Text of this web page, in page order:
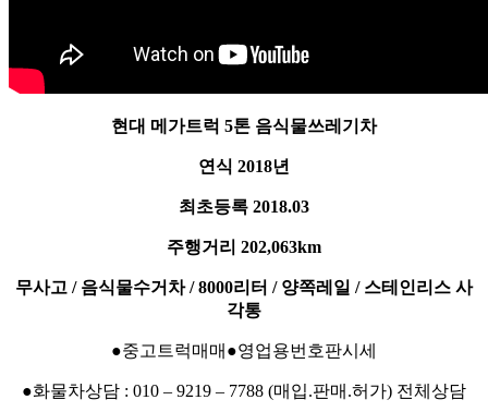
현대 메가트럭 5톤 음식물쓰레기차
연식 2018년
최초등록 2018.03
주행거리 202,063km
무사고 / 음식물수거차 / 8000리터 / 양쪽레일 / 스테인리스 사
각통
●중고트럭매매●영업용번호판시세
●화물차상담 : 010 – 9219 – 7788 (매입.판매.허가) 전체상담